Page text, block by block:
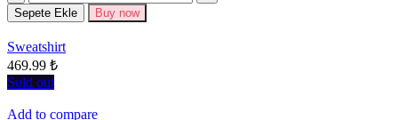
Seçenekler
Sepete Ekle Buy now
Sweatshirt
469.99 ₺
Sold out
Add to compare